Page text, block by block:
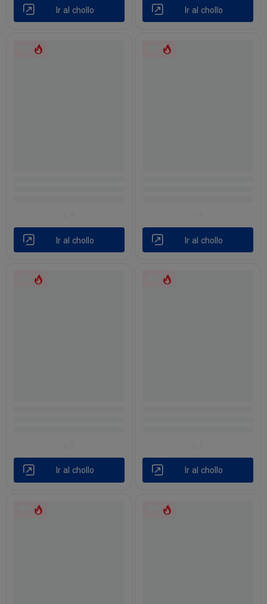
Ir al chollo Ir al chollo
Ir al chollo Ir al chollo
Ir al chollo Ir al chollo